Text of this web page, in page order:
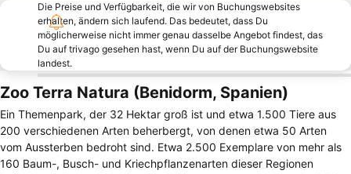
Die Preise und Verfügbarkeit, die wir von Buchungswebsites
erhalten, ändern sich laufend. Das bedeutet, dass Du
möglicherweise nicht immer genau dasselbe Angebot findest, das
Du auf trivago gesehen hast, wenn Du auf der Buchungswebsite
landest.
Zoo Terra Natura (Benidorm, Spanien)
Ein Themenpark, der 32 Hektar groß ist und etwa 1.500 Tiere aus
200 verschiedenen Arten beherbergt, von denen etwa 50 Arten
vom Aussterben bedroht sind. Etwa 2.500 Exemplare von mehr als
160 Baum-, Busch- und Kriechpflanzenarten dieser Regionen